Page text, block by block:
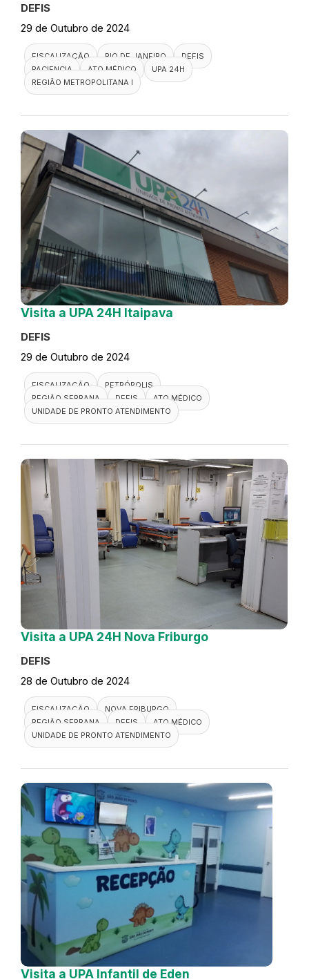
DEFIS
29 de Outubro de 2024
FISCALIZAÇÃO RIO DE JANEIRO
DEFIS
PACIENCIA
ATO MÉDICO
UPA 24H
REGIÃO METROPOLITANA I
Visita a UPA 24H Itaipava
DEFIS
29 de Outubro de 2024
FISCALIZAÇÃO
PETRÓPOLIS
REGIÃO SERRANA
DEFIS
ATO MÉDICO
UNIDADE DE PRONTO ATENDIMENTO
Visita a UPA 24H Nova Friburgo
DEFIS
28 de Outubro de 2024
FISCALIZAÇÃO
NOVA FRIBURGO
REGIÃO SERRANA
DEFIS
ATO MÉDICO
UNIDADE DE PRONTO ATENDIMENTO
Visita a UPA Infantil de Eden